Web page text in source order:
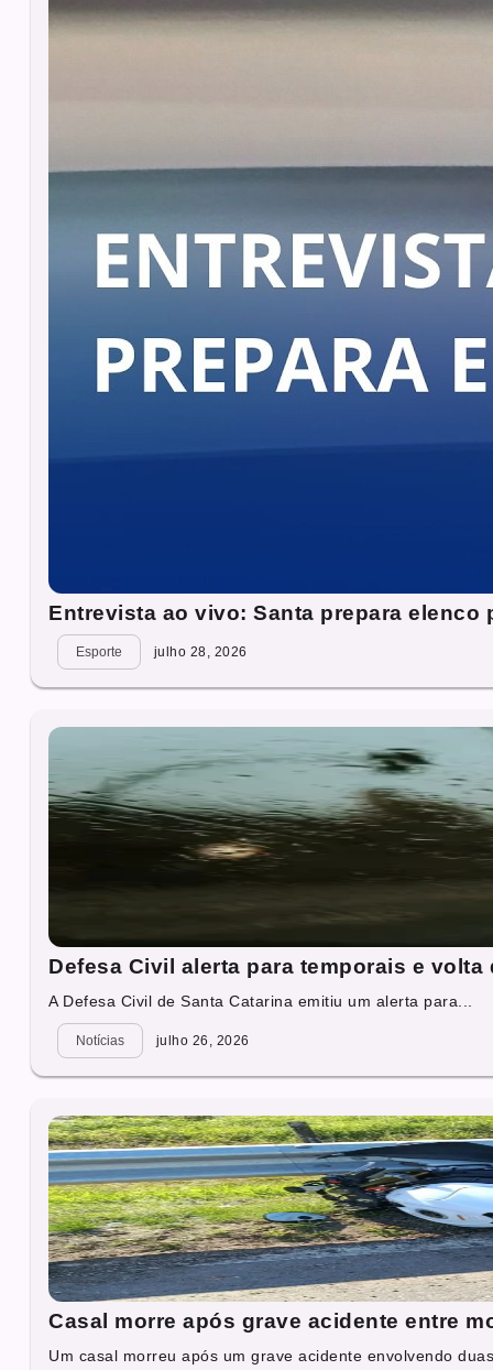
Entrevista ao vivo: Santa prepara elenco
Esporte julho 28, 2026
Defesa Civil alerta para temporais e
A Defesa Civil de Santa Catarina emitiu um alerta para...
Notícias julho 26, 2026
Casal morre após grave acidente entre
Um casal morreu após um grave acidente envolvendo